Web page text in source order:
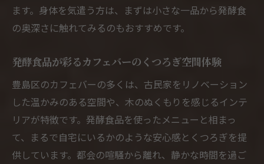
ます。身体を気遣う方は、まずは小さな一品から発酵食
の奥深さに触れてみるのもおすすめです。
発酵食品が彩るカフェバーのくつろぎ空間体験
豊島区のカフェバーの多くは、古民家をリノベーション
した温かみのある空間や、木のぬくもりを感じるインテ
リアが特徴です。発酵食品を使ったメニューと相まっ
て、まるで自宅にいるかのような安心感とくつろぎを提
供しています。都会の喧騒から離れ、静かな時間を過ご